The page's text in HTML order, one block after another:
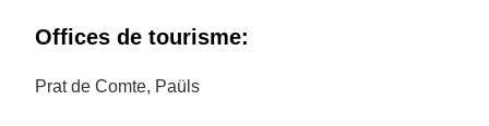
Offices de tourisme:
Prat de Comte, Paüls